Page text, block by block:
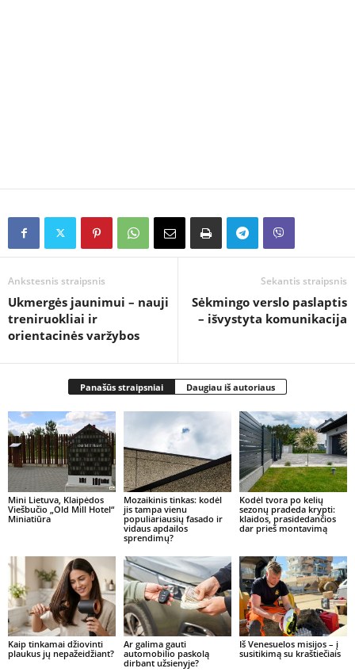
Ankstesnis straipsnis
Ukmergės jaunimui – nauji
treniruokliai ir
orientacinės varžybos
Sekantis straipsnis
Sėkmingo verslo paslaptis
– išvystyta komunikacija
Panašūs straipsniai Daugiau iš autoriaus
Mini Lietuva, Klaipėdos
Viešbučio „Old Mill Hotel“
Miniatiūra
Mozaikinis tinkas: kodėl
jis tampa vienu
populiariausių fasado ir
vidaus apdailos
sprendimų?
Kodėl tvora po kelių
sezonų pradeda krypti:
klaidos, prasidedančios
dar prieš montavimą
Kaip tinkamai džiovinti
plaukus jų nepažeidžiant?
Ar galima gauti
automobilio paskolą
dirbant užsienyje?
Iš Venesuelos misijos – į
susitikimą su kraštiečiais